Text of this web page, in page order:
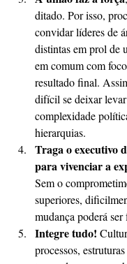
ditado. Por isso,
convidar líderes de
distintas em prol de
em comum com
resultado final.
difícil se deixar
complexidade
hierarquias.
Traga o executivo
para vivenciar a
Sem o
superiores,
mudança poderá ser
Integre tudo!
processos,